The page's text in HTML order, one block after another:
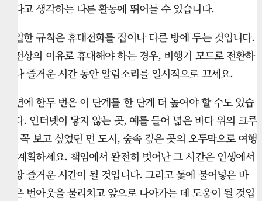
있다고 생각하는 다른 활동에 뛰어들 수 있습니다.
유일한 규칙은 휴대전화를 집이나 다른 방에 두는 것입니다.
안전상의 이유로 휴대해야 하는 경우, 비행기 모드로 전환하
거나 즐거운 시간 동안 알림소리를 일시적으로 끄세요.
일년에 한두 번은 이 단계를 한 단계 더 높여야 할 수도 있습
니다. 인터넷이 닿지 않는 곳, 예를 들어 넓은 바다 위의 크루
즈, 꼭 보고 싶었던 먼 도시, 숲속 깊은 곳의 오두막으로 여행
을 계획하세요. 책임에서 완전히 벗어난 그 시간은 인생에서
가장 즐거운 시간이 될 것입니다. 그리고 돛에 불어넣은 바
람은 번아웃을 물리치고 앞으로 나아가는 데 도움이 될 것입